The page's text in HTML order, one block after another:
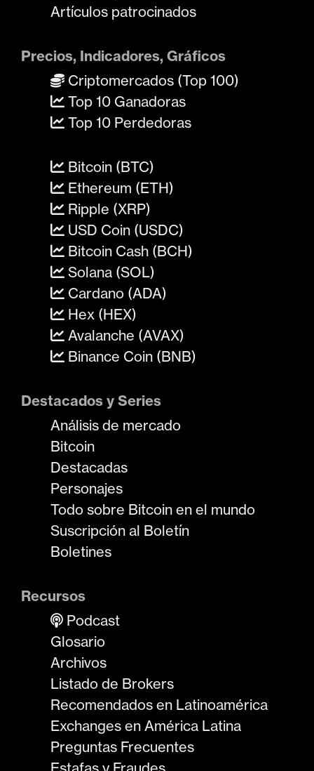
Artículos patrocinados
Precios, Indicadores, Gráficos
Criptomercados (Top 100)
Top 10 Ganadoras
Top 10 Perdedoras
Bitcoin (BTC)
Ethereum (ETH)
Ripple (XRP)
USD Coin (USDC)
Bitcoin Cash (BCH)
Solana (SOL)
Cardano (ADA)
Hex (HEX)
Avalanche (AVAX)
Binance Coin (BNB)
Destacados y Series
Análisis de mercado
Bitcoin
Destacadas
Personajes
Todo sobre Bitcoin en el mundo
Suscripción al Boletín
Boletines
Recursos
Podcast
Glosario
Archivos
Listado de Brokers
Recomendados en Latinoamérica
Exchanges en América Latina
Preguntas Frecuentes